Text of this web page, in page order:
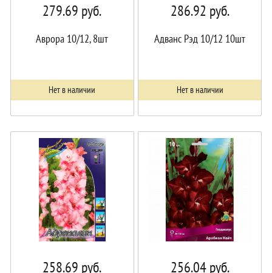
279.69 руб.
Аврора 10/12, 8шт
Нет в наличии
286.92 руб.
Адванс Рэд 10/12 10шт
Нет в наличии
258.69 руб. 256.04руб.